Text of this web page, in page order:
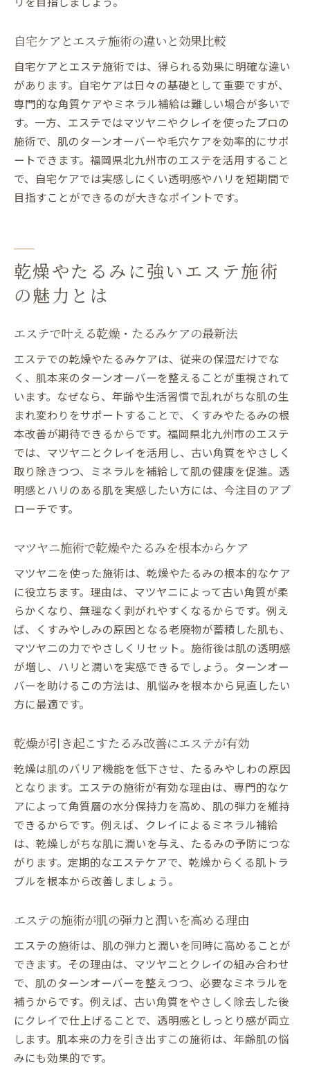
自宅ケアとエステ施術の違いと効果比較
自宅ケアとエステ施術では、得られる効果に明確な違い
があります。自宅ケアは日々の基礎として重要ですが、
専門的な角質ケアやミネラル補給は難しい場合が多いで
す。一方、エステではマツヤニやクレイを使ったプロの
施術で、肌のターンオーバーや毛穴ケアを効率的にサポ
ートできます。福岡県北九州市のエステを活用すること
で、自宅ケアでは実感しにくい透明感やハリを短期間で
目指すことができるのが大きなポイントです。
乾燥やたるみに強いエステ施術
の魅力とは
エステで叶える乾燥・たるみケアの最新法
エステでの乾燥やたるみケアは、従来の保湿だけでな
く、肌本来のターンオーバーを整えることが重視されて
います。なぜなら、年齢や生活習慣で乱れがちな肌の生
まれ変わりをサポートすることで、くすみやたるみの根
本改善が期待できるからです。福岡県北九州市のエステ
では、マツヤニとクレイを活用し、古い角質をやさしく
取り除きつつ、ミネラルを補給して肌の健康を促進。透
明感とハリのある肌を実感したい方には、今注目のアプ
ローチです。
マツヤニ施術で乾燥やたるみを根本からケア
マツヤニを使った施術は、乾燥やたるみの根本的なケア
に役立ちます。理由は、マツヤニによって古い角質が柔
らかくなり、無理なく剥がれやすくなるからです。例え
ば、くすみやしみの原因となる老廃物が蓄積した肌も、
マツヤニの力でやさしくリセット。施術後は肌の透明感
が増し、ハリと潤いを実感できるでしょう。ターンオー
バーを助けるこの方法は、肌悩みを根本から見直したい
方に最適です。
乾燥が引き起こすたるみ改善にエステが有効
乾燥は肌のバリア機能を低下させ、たるみやしわの原因
となります。エステの施術が有効な理由は、専門的なケ
アによって角質層の水分保持力を高め、肌の弾力を維持
できるからです。例えば、クレイによるミネラル補給
は、乾燥しがちな肌に潤いを与え、たるみの予防につな
がります。定期的なエステケアで、乾燥からくる肌トラ
ブルを根本から改善しましょう。
エステの施術が肌の弾力と潤いを高める理由
エステの施術は、肌の弾力と潤いを同時に高めることが
できます。その理由は、マツヤニとクレイの組み合わせ
で、肌のターンオーバーを整えつつ、必要なミネラルを
補うからです。例えば、古い角質をやさしく除去した後
にクレイで仕上げることで、透明感としっとり感が両立
します。肌本来の力を引き出すこの施術は、年齢肌の悩
みにも効果的です。